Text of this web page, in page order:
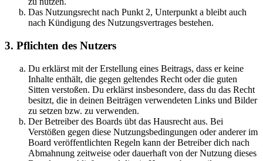
Das Nutzungsrecht nach Punkt 2, Unterpunkt a bleibt auch
nach Kündigung des Nutzungsvertrages bestehen.
3. Pflichten des Nutzers
Du erklärst mit der Erstellung eines Beitrags, dass er keine
Inhalte enthält, die gegen geltendes Recht oder die guten
Sitten verstoßen. Du erklärst insbesondere, dass du das Recht
besitzt, die in deinen Beiträgen verwendeten Links und Bilder
zu setzen bzw. zu verwenden.
Der Betreiber des Boards übt das Hausrecht aus. Bei
Verstößen gegen diese Nutzungsbedingungen oder anderer im
Board veröffentlichten Regeln kann der Betreiber dich nach
Abmahnung zeitweise oder dauerhaft von der Nutzung dieses